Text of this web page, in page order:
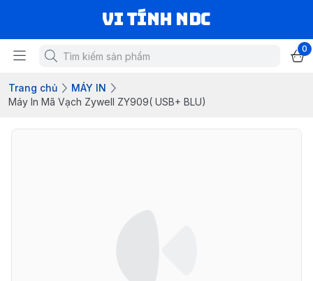
VI TÍNH NDC
0
Trang chủ
MÁY IN
Máy In Mã Vạch Zywell ZY909( USB+ BLU)